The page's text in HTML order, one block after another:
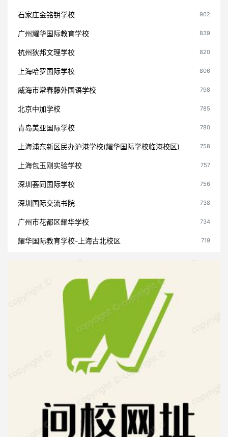
石家庄金铭钥学校 902
广州耀华国际教育学校 839
杭州狄邦文理学校 820
上海哈罗国际学校 806
威海市常春藤外国语学校 798
北京中加学校 785
青岛美亚国际学校 780
上海浦东新区民办沪港学校(耀华国际学校临港校区) 758
上海包玉刚实验学校 757
深圳荟同国际学校 756
深圳国际交流书院 738
广州市花都区耀华学校 734
耀华国际教育学校-上海古北校区 719